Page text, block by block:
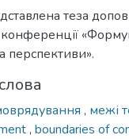
теза
перспективи».
, межі
, boundaries of